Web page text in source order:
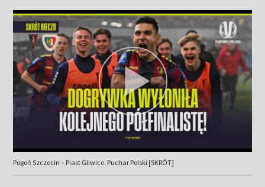
Pogoń Szczecin – Piast Gliwice. Puchar Polski [SKRÓT]